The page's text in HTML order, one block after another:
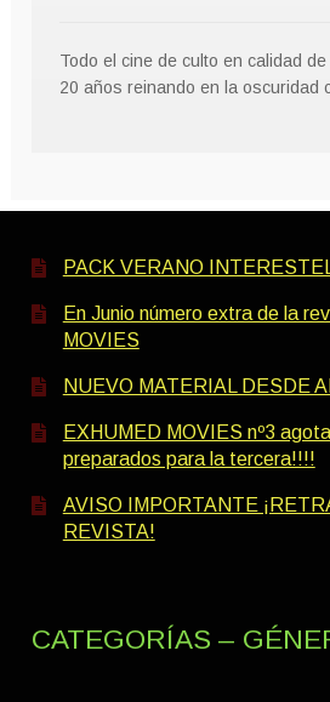
Todo el cine de culto en calidad
20 años reinando en la oscuridad
PACK VERANO
En Junio número extra de la
MOVIES
NUEVO MATERIAL DESDE
EXHUMED MOVIES nº3
preparados para la tercera!!!!
AVISO IMPORTANTE
REVISTA!
CATEGORÍAS –